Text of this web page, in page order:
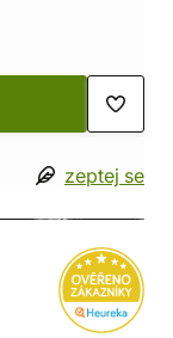
zeptej se